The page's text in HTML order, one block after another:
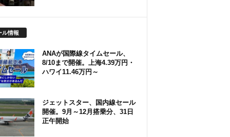
ル情報
ANAが国際線タイムセール、
8/10まで開催。上海4.39万円・
ハワイ11.46万円～
ジェットスター、国内線セール
開催。9月～12月搭乗分、31日
正午開始